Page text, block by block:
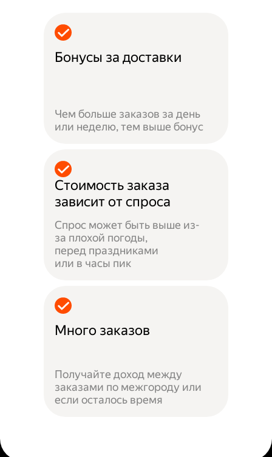
Бонусы за доставки
Чем больше заказов за день
или неделю, тем выше бонус
Стоимость заказа
зависит от спроса
Спрос может быть выше из-
за плохой погоды,
перед праздниками
или в часы пик
Много заказов
Получайте доход между
заказами по межгороду или
если осталось время